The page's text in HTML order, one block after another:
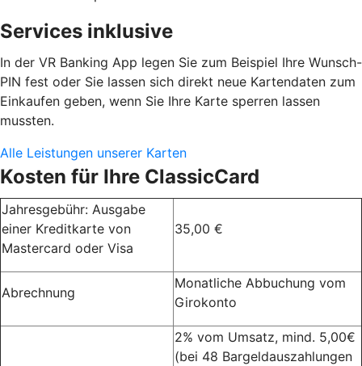
Services inklusive
In der VR Banking App legen Sie zum Beispiel Ihre Wunsch-
PIN fest oder Sie lassen sich direkt neue Kartendaten zum
Einkaufen geben, wenn Sie Ihre Karte sperren lassen
mussten.
Alle Leistungen unserer Karten
Kosten für Ihre ClassicCard
Jahresgebühr: Ausgabe
einer Kreditkarte von
Mastercard oder Visa
35,00 €
Abrechnung
Monatliche Abbuchung vom
Girokonto
2% vom Umsatz, mind. 5,00€
(bei 48 Bargeldauszahlungen